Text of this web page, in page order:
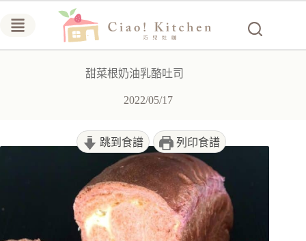
甜菜根奶油乳酪吐司
2022/05/17
跳到食譜 列印食譜